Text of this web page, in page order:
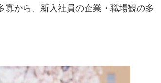
から、新入社員の企業・職場観の多